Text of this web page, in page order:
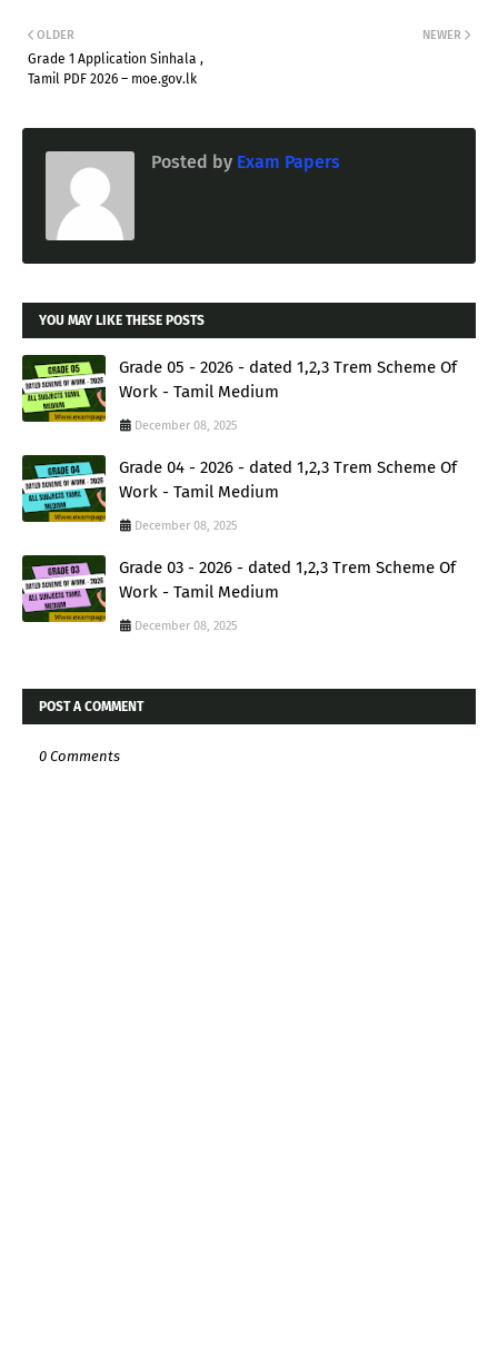
NEWER
OLDER
Grade 1 Application Sinhala ,
Tamil PDF 2026 – moe.gov.lk
Posted by Exam Papers
YOU MAY LIKE THESE POSTS
Grade 05 - 2026 - dated 1,2,3 Trem Scheme Of
Work - Tamil Medium
December 08, 2025
Grade 04 - 2026 - dated 1,2,3 Trem Scheme Of
Work - Tamil Medium
December 08, 2025
Grade 03 - 2026 - dated 1,2,3 Trem Scheme Of
Work - Tamil Medium
December 08, 2025
POST A COMMENT
0 Comments